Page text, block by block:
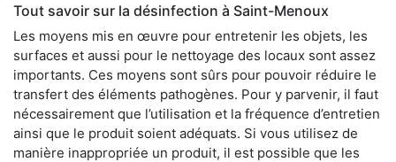
Tout savoir sur la désinfection à Saint-Menoux
Les moyens mis en œuvre pour entretenir les objets, les
surfaces et aussi pour le nettoyage des locaux sont assez
importants. Ces moyens sont sûrs pour pouvoir réduire le
transfert des éléments pathogènes. Pour y parvenir, il faut
nécessairement que l’utilisation et la fréquence d’entretien
ainsi que le produit soient adéquats. Si vous utilisez de
manière inappropriée un produit, il est possible que les